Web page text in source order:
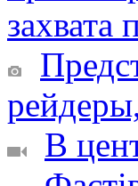
захвата
В